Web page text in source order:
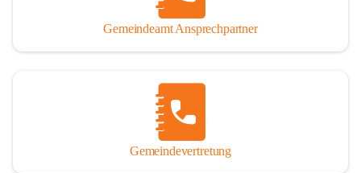
Gemeindeamt Ansprechpartner
Gemeindevertretung